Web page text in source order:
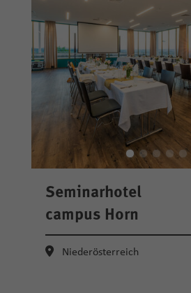
Seminarhotel
campus Horn
Niederösterreich